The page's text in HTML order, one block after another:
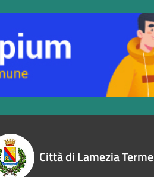
Città di Lamezia Terme